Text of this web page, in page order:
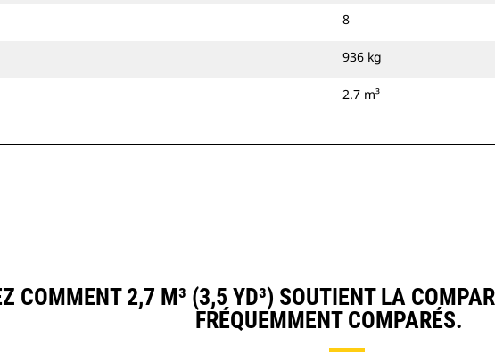
8
936 kg
2.7 m³
COMMENT 2,7 M³ (3,5 YD³) SOUTIENT LA
FRÉQUEMMENT COMPARÉS.